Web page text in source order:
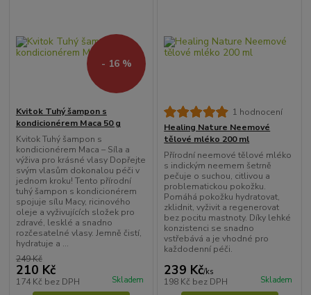
- 16 %
Kvitok Tuhý šampon s
kondicionérem Maca 50 g
Kvitok Tuhý šampon s
kondicionérem Maca – Síla a
výživa pro krásné vlasy Dopřejte
svým vlasům dokonalou péči v
jednom kroku! Tento přírodní
tuhý šampon s kondicionérem
spojuje sílu Macy, ricinového
oleje a vyživujících složek pro
zdravé, lesklé a snadno
rozčesatelné vlasy. Jemně čistí,
hydratuje a ...
249 Kč
210 Kč
174 Kč bez DPH Skladem
1 hodnocení
Healing Nature Neemové
tělové mléko 200 ml
Přírodní neemové tělové mléko
s indickým neemem šetrně
pečuje o suchou, citlivou a
problematickou pokožku.
Pomáhá pokožku hydratovat,
zklidnit, vyživit a regenerovat
bez pocitu mastnoty. Díky lehké
konzistenci se snadno
vstřebává a je vhodné pro
každodenní péči.
239 Kč/ks
198 Kč bez DPH Skladem